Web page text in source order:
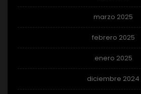
marzo 2025
febrero 2025
enero 2025
diciembre 2024